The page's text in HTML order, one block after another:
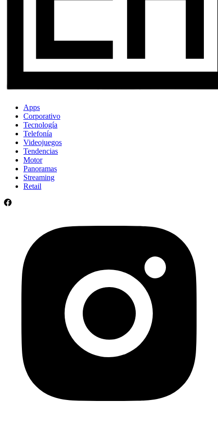
Apps
Corporativo
Tecnología
Telefonía
Videojuegos
Tendencias
Motor
Panoramas
Streaming
Retail